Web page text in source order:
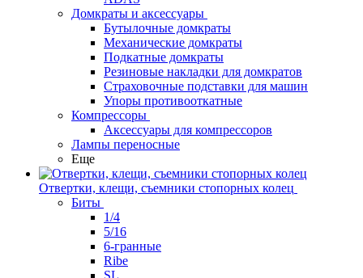
Домкраты и аксессуары
Бутылочные домкраты
Механические домкраты
Подкатные домкраты
Резиновые накладки для домкратов
Страховочные подставки для машин
Упоры противооткатные
Компрессоры
Аксессуары для компрессоров
Лампы переносные
Еще
Отвертки, клещи, съемники стопорных колец
Биты
1/4
5/16
6-гранные
Ribe
SL